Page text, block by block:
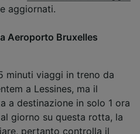
aggiornati.
Aeroporto Bruxelles
minuti viaggi in treno da
a Lessines, ma il
a destinazione in solo 1 ora
giorno su questa rotta, la
pertanto controlla il